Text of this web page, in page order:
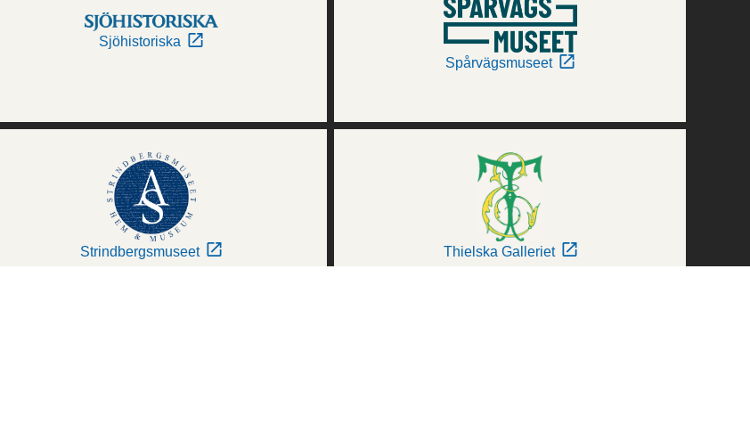
Sjöhistoriska
Spårvägsmuseet
Strindbergsmuseet Thielska Galleriet